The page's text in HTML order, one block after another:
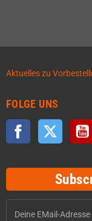
Aktuelles zu
FOLGE UNS
Facebook Twitter